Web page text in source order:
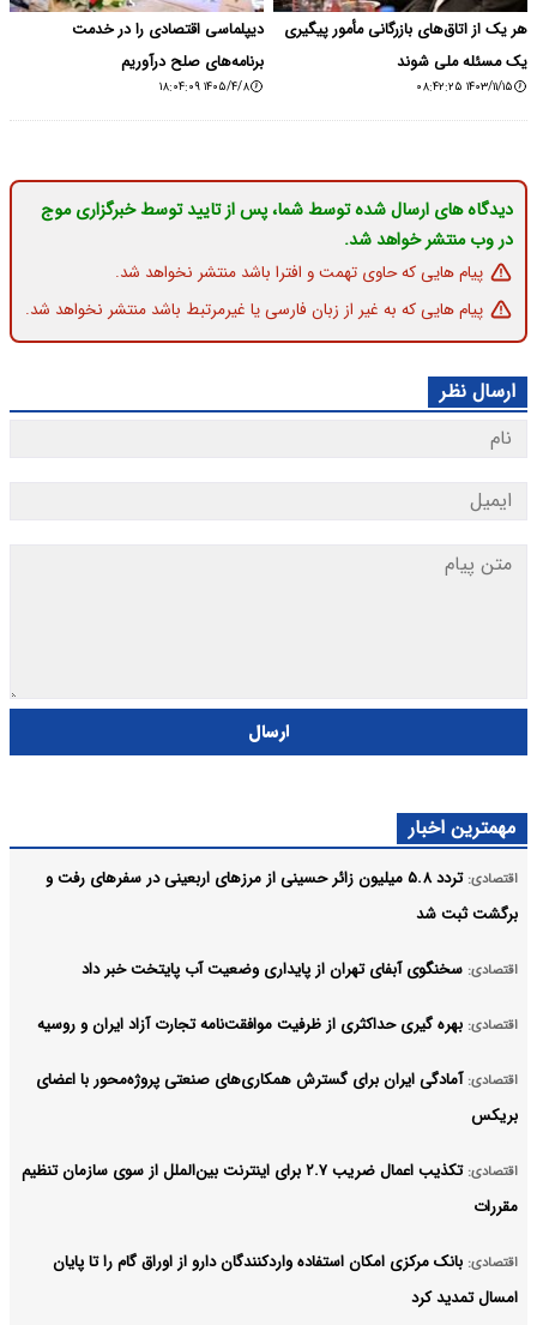
هر یک از اتاق‌های بازرگانی مأمور پیگیری
یک مسئله ملی شوند
۱۴۰۳/۱۱/۱۵ ۰۸:۴۲:۲۵
دیپلماسی اقتصادی را در خدمت
برنامه‌های صلح درآوریم
۱۴۰۵/۴/۸ ۱۸:۰۴:۰۹
دیدگاه های ارسال شده توسط شما، پس از تایید توسط خبرگزاری موج
در وب منتشر خواهد شد.
پیام هایی که حاوی تهمت و افترا باشد منتشر نخواهد شد.
پیام هایی که به غیر از زبان فارسی یا غیرمرتبط باشد منتشر نخواهد شد.
ارسال نظر
ارسال
مهمترین اخبار
اقتصادی:
تردد ۵.۸ میلیون زائر حسینی از مرزهای اربعینی در سفرهای رفت و
برگشت ثبت شد
اقتصادی: سخنگوی آبفای تهران از پایداری وضعیت آب پایتخت خبر داد
اقتصادی: بهره گیری حداکثری از ظرفیت موافقت‌نامه تجارت آزاد ایران و روسیه
اقتصادی: آمادگی ایران برای گسترش همکاری‌های صنعتی پروژه‌محور با اعضای
بریکس
اقتصادی:
تکذیب اعمال ضریب ۲.۷ برای اینترنت بین‌الملل از سوی سازمان تنظیم
مقررات
اقتصادی: بانک مرکزی امکان استفاده واردکنندگان دارو از اوراق گام را تا پایان
امسال تمدید کرد